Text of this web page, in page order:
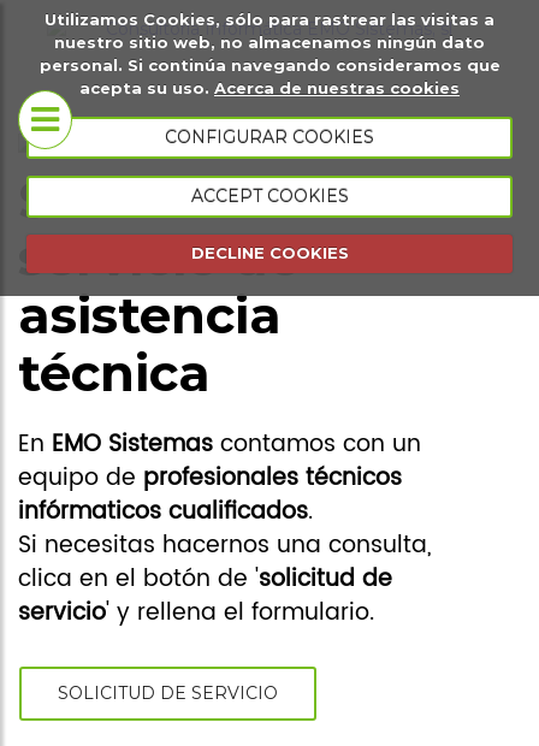
Utilizamos Cookies, sólo para rastrear las visitas a
nuestro sitio web, no almacenamos ningún dato
personal. Si continúa navegando consideramos que
acepta su uso. Acerca de nuestras cookies
CONFIGURAR COOKIES
ACCEPT COOKIES
DECLINE COOKIES
Sobre
nosotros
Conócenos
Portfolio
Páginas
web
Tiendas
virtuales
Página web
presencial
comercial
asociaciones
Cita online
Solicitud de
servicio de
asistencia
técnica
En EMO Sistemascontamos con un
equipo de profesionales técnicos
infórmaticos cualificados.
Si necesitas hacernos una consulta,
clica en el botón de 'solicitud de
servicio' y rellena el formulario.
SOLICITUD DE SERVICIO